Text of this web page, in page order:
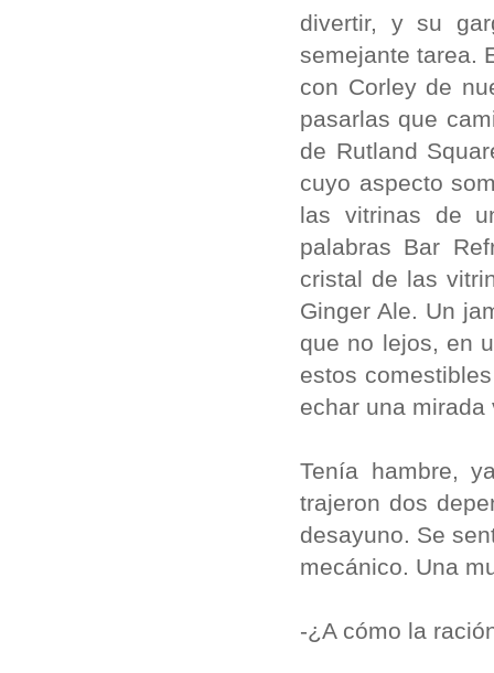
divertir, y su
semejante tarea.
con Corley de
pasarlas que
de Rutland
cuyo aspecto
las vitrinas de
palabras Bar
cristal de las
Ginger Ale. Un
que no lejos, en
estos
echar una
Tenía hambre,
trajeron dos
desayuno. Se
mecánico. Una
-¿A cómo la